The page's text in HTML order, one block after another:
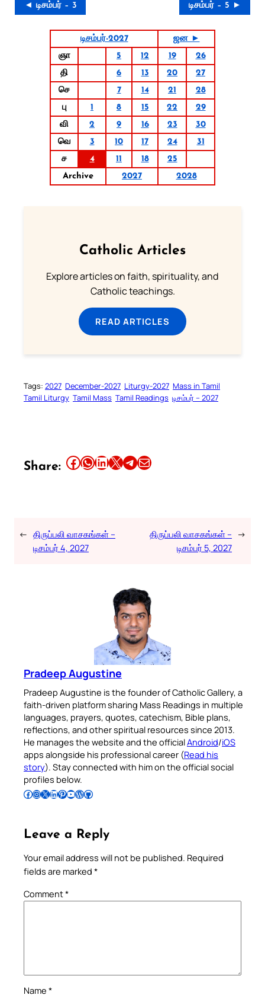
◄ டிசம்பர் – 3 டிசம்பர் – 5 ►
டிசம்பர்-2027
ஜன ►
ஞா
5 12 19
26
தி
6 13 20
27
செ
7 14 21
28
பு
1 8 15 22
29
வி
2 9 16 23
30
வெ
3 10 17 24
31
ச
4 11 18
25
Archive
2027 2028
Catholic Articles
Explore articles on faith, spirituality, and
Catholic teachings.
READ ARTICLES
Tags: 2027 December-2027 Liturgy-2027 Mass in Tamil
Tamil Liturgy Tamil Mass Tamil Readings டிசம்பர் – 2027
Share: Share this article on Facebook Share this article on WhatsApp Share this article on LinkedIn Share this article on X Share this article on TelegramEmail this Article
← திருப்பலி வாசகங்கள் –
டிசம்பர் 4, 2027
திருப்பலி வாசகங்கள் –
டிசம்பர் 5, 2027
→
Pradeep Augustine
Pradeep Augustine is the founder of Catholic Gallery, a
faith-driven platform sharing Mass Readings in multiple
languages, prayers, quotes, catechism, Bible plans,
reflections, and other spiritual resources since 2013.
He manages the website and the officialAndroid/iOS
apps alongside his professional career (Read his
story). Stay connected with him on the official social
profiles below.
Follow Pradeep on Facebook Follow Pradeep on InstagramFollow Pradeep on X Follow Pradeep on LinkedIn Follow Pradeep on Pinterest Subscribe to Pradeep’s Youtube Channel Follow Pradeep on WordPress Follow Pradeep on GitHub
Leave a Reply
Your email address will not be published. Required
fields are marked *
Comment*
Name *